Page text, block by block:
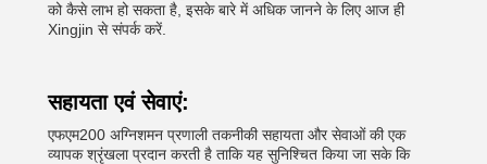
को कैसे लाभ हो सकता है, इसके बारे में अधिक जानने के लिए आज ही
Xingjin से संपर्क करें.
सहायता एवं सेवाएं:
एफएम200 अग्निशमन प्रणाली तकनीकी सहायता और सेवाओं की एक
व्यापक श्रृंखला प्रदान करती है ताकि यह सुनिश्चित किया जा सके कि